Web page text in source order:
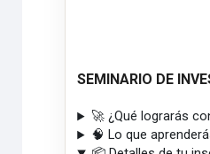
SEMINARIO DE
🚀 ¿Qué lograrás
🧠 Lo que